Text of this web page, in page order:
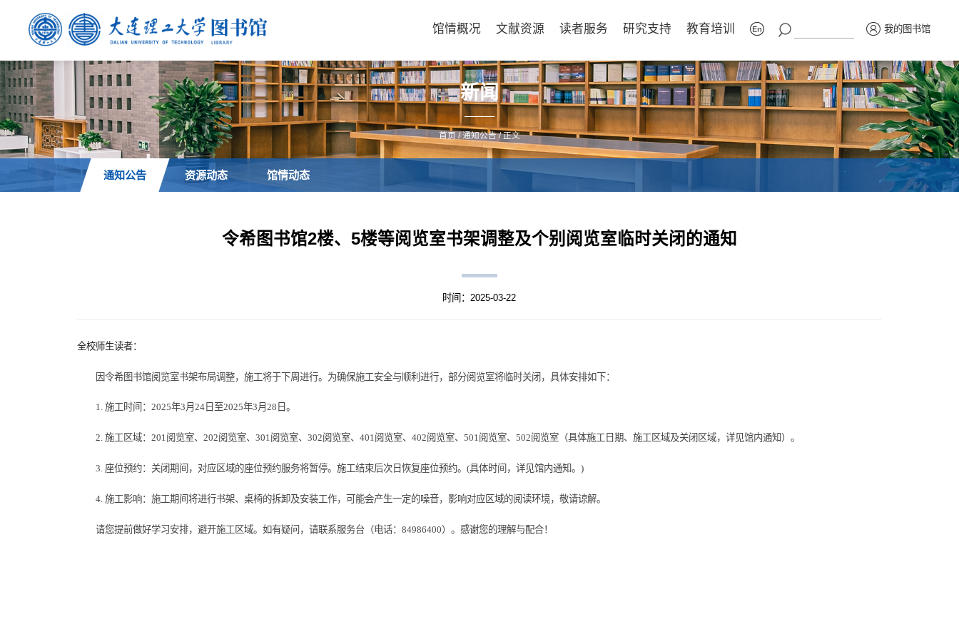
馆情概况 文献资源 读者服务 研究支持 教育培训 我的图书馆
新闻
首页 / 通知公告/ 正文
通知公告 资源动态 馆情动态
令希图书馆2楼、5楼等阅览室书架调整及个别阅览室临时关闭的通知
时间：2025-03-22
全校师生读者：
因令希图书馆阅览室书架布局调整，施工将于下周进行。为确保施工安全与顺利进行，部分阅览室将临时关闭，具体安排如下：
1. 施工时间：2025年3月24日至2025年3月28日。
2. 施工区域：201阅览室、202阅览室、301阅览室、302阅览室、401阅览室、402阅览室、501阅览室、502阅览室（具体施工日期、施工区域及关闭区域，详见馆内通知）。
3. 座位预约：关闭期间，对应区域的座位预约服务将暂停。施工结束后次日恢复座位预约。(具体时间，详见馆内通知。)
4. 施工影响：施工期间将进行书架、桌椅的拆卸及安装工作，可能会产生一定的噪音，影响对应区域的阅读环境，敬请谅解。
请您提前做好学习安排，避开施工区域。如有疑问，请联系服务台（电话：84986400）。感谢您的理解与配合！